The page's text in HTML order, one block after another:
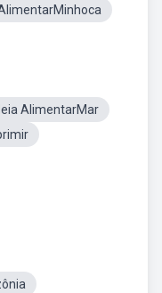
AlimentarMar